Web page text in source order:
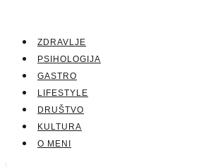
ZDRAVLJE
PSIHOLOGIJA
GASTRO
LIFESTYLE
DRUŠTVO
KULTURA
O MENI